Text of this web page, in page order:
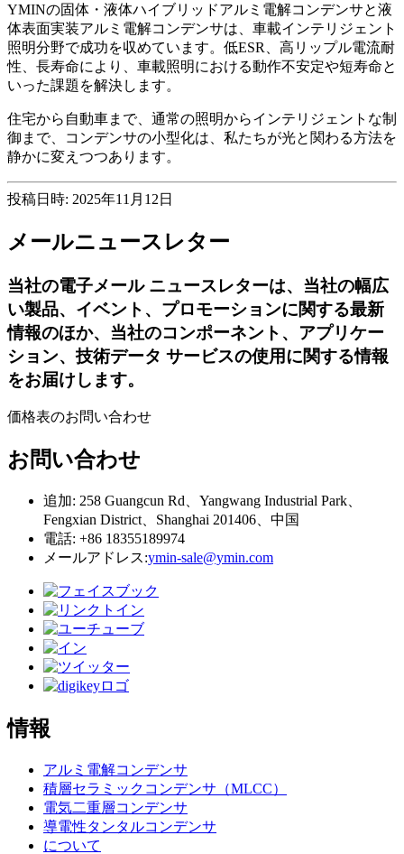
YMINの固体・液体ハイブリッドアルミ電解コンデンサと液
体表面実装アルミ電解コンデンサは、車載インテリジェント
照明分野で成功を収めています。低ESR、高リップル電流耐
性、長寿命により、車載照明における動作不安定や短寿命と
いった課題を解決します。
住宅から自動車まで、通常の照明からインテリジェントな制
御まで、コンデンサの小型化は、私たちが光と関わる方法を
静かに変えつつあります。
投稿日時: 2025年11月12日
メールニュースレター
当社の電子メール ニュースレターは、当社の幅広
い製品、イベント、プロモーションに関する最新
情報のほか、当社のコンポーネント、アプリケー
ション、技術データ サービスの使用に関する情報
をお届けします。
価格表のお問い合わせ
お問い合わせ
追加: 258 Guangcun Rd、Yangwang Industrial Park、
Fengxian District、Shanghai 201406、中国
電話: +86 18355189974
メールアドレス:ymin-sale@ymin.com
情報
アルミ電解コンデンサ
積層セラミックコンデンサ（MLCC）
電気二重層コンデンサ
導電性タンタルコンデンサ
について